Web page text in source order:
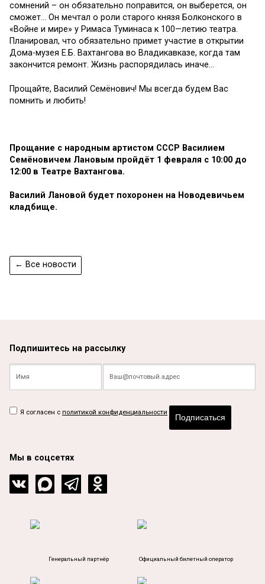
сомнений – он обязательно поправится, он выберется, он
сможет… Он мечтал о роли старого князя Болконского в
«Войне и мире» у Римаса Туминаса к 100—летию театра.
Планировал, что обязательно примет участие в открытии
Дома-музея Е.Б. Вахтангова во Владикавказе, когда там
закончится ремонт. Жизнь распорядилась иначе…
Прощайте, Василий Семёнович! Мы всегда будем Вас
помнить и любить!
Прощание с народным артистом СССР Василием
Семёновичем Лановым пройдёт 1 февраля с 10:00 до
12:00 в Театре Вахтангова.
Василий Лановой будет похоронен на Новодевичьем
кладбище.
← Все новости
Подпишитесь на рассылку
Я согласен с политикой конфиденциальности
Подписаться
Мы в соцсетях
Генеральный партнёр Официальный билетный оператор